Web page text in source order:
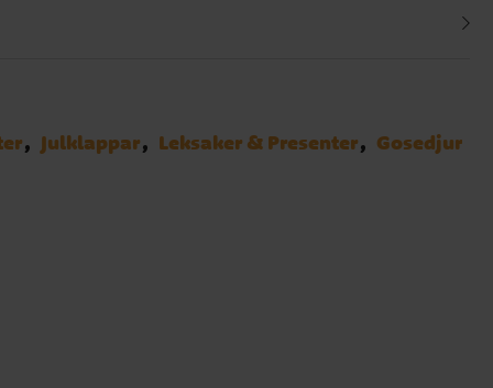
Julklappar Leksaker & Presenter Gosedjur